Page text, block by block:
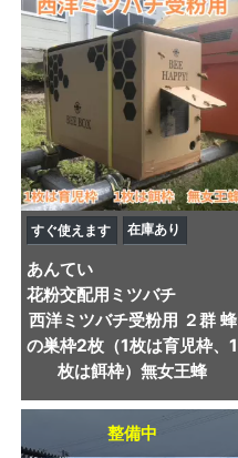
すぐ使えます 在庫あり
あんてい
花粉交配用ミツバチ
西洋ミツバチ受粉用 ２群 蜂
の巣枠2枚（1枚は育児枠、1
枚は餌枠）無女王蜂
整備中